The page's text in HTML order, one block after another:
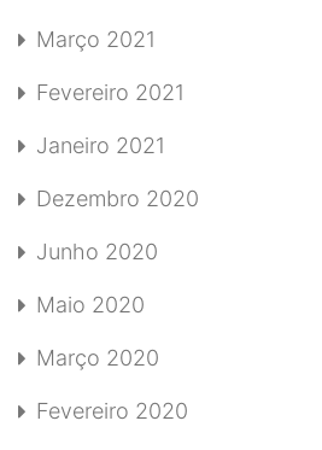
Março 2021
Fevereiro 2021
Janeiro 2021
Dezembro 2020
Junho 2020
Maio 2020
Março 2020
Fevereiro 2020